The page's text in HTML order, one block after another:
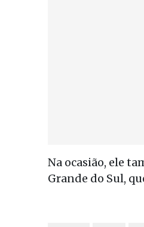
Na ocasião, ele
Grande do Sul,